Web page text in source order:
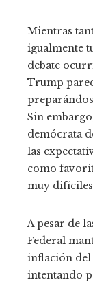
Mientras
igualmente
debate
Trump
Sin
demócrata
las
como
muy
A pesar de
Federal
inflación del
intentando